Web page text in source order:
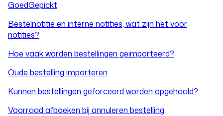
GoedGepickt
Bestelnotitie en interne notities, wat zijn het voor
notities?
Hoe vaak worden bestellingen geimporteerd?
Oude bestelling importeren
Kunnen bestellingen geforceerd worden opgehaald?
Voorraad afboeken bij annuleren bestelling